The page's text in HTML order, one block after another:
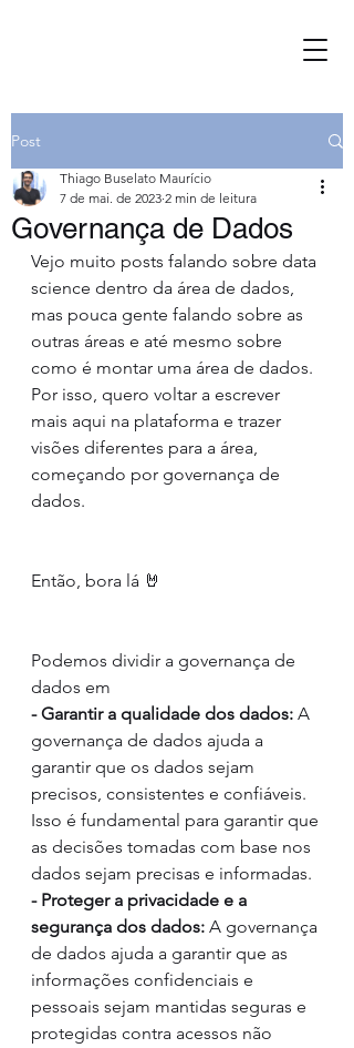
Post
Governança de Dados
Thiago Buselato Maurício
7 de mai. de 2023 2 min de leitura
Vejo muito posts falando sobre data
science dentro da área de dados,
mas pouca gente falando sobre as
outras áreas e até mesmo sobre
como é montar uma área de dados.
Por isso, quero voltar a escrever
mais aqui na plataforma e trazer
visões diferentes para a área,
começando por governança de
dados.
Então, bora lá 🤘
Podemos dividir a governança de
dados em
- Garantir a qualidade dos dados: A
governança de dados ajuda a
garantir que os dados sejam
precisos, consistentes e confiáveis.
Isso é fundamental para garantir que
as decisões tomadas com base nos
dados sejam precisas e informadas.
- Proteger a privacidade e a
segurança dos dados: A governança
de dados ajuda a garantir que as
informações confidenciais e
pessoais sejam mantidas seguras e
protegidas contra acessos não